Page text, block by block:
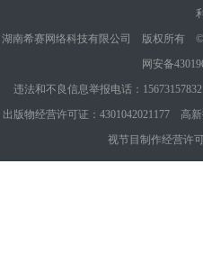
利
湖南希赛网络科技有限公司 版权所有
网安备
违法和不良信息举报电话：
出版物经营许可证：4301042021177 高
视节目制作经营许